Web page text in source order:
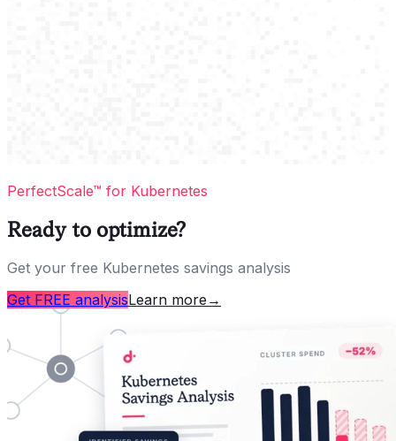
PerfectScale™ for Kubernetes
Ready to optimize?
Get your free Kubernetes savings analysis
Get FREE analysisLearn more →